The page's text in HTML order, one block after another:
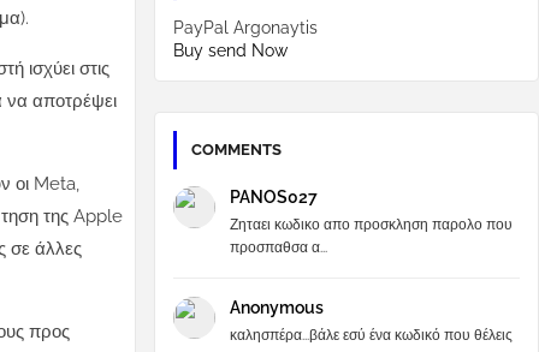
ισχύει στις
να αποτρέψει
οι Meta,
της Apple
σε άλλες
προς
PayPal Argonaytis
Buy send Now
COMMENTS
PANOS027
Ζηταει κωδικο απο προσκληση παρολο που
προσπαθσα α...
Anonymous
καλησπέρα...βάλε εσύ ένα κωδικό που θέλεις